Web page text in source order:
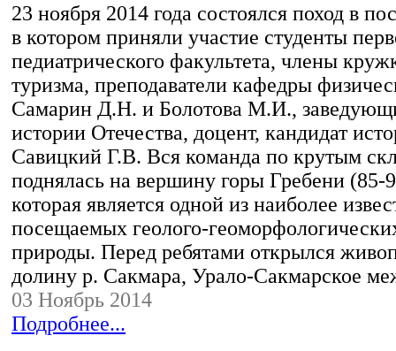
23 ноября 2014 года состоялся поход в
в котором приняли участие студенты
педиатрического факультета, члены
туризма, преподаватели кафедры
Самарин Д.Н. и Болотова М.И.,
истории Отечества, доцент, кандидат
Савицкий Г.В. Вся команда по крутым
поднялась на вершину горы Гребени (85-
которая является одной из наиболее
посещаемых геолого-
природы. Перед ребятами открылся
долину р. Сакмара, Урало-Сакмарское
03 Ноябрь 2014
Подробнее...